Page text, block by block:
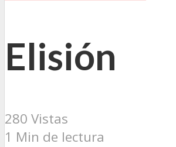
Elisión
280 Vistas
1 Min de lectura